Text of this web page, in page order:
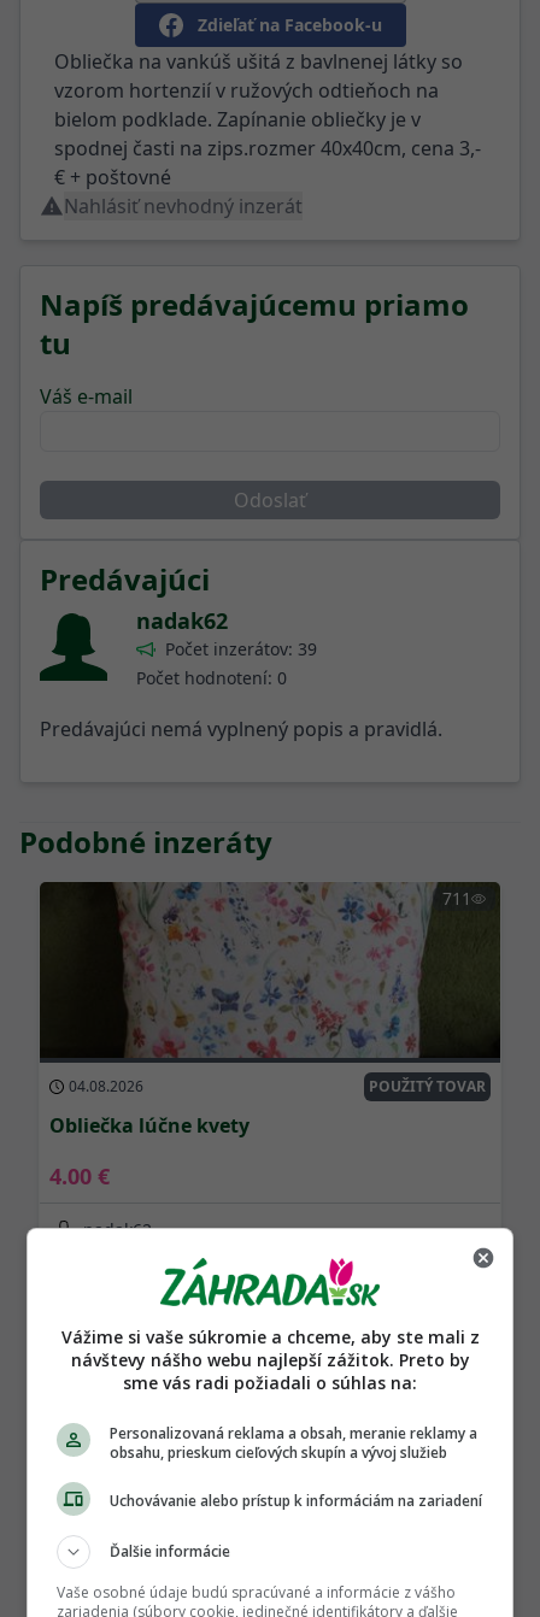
Zdieľať na Facebook-u
Obliečka na vankúš ušitá z bavlnenej látky so
vzorom hortenzií v ružových odtieňoch na
bielom podklade. Zapínanie obliečky je v
spodnej časti na zips.rozmer 40x40cm, cena 3,-
€ + poštovné
Nahlásiť nevhodný inzerát
Napíš predávajúcemu priamo
tu
Váš e-mail
Odoslať
Predávajúci
nadak62
Počet inzerátov: 39
Počet hodnotení: 0
Predávajúci nemá vyplnený popis a pravidlá.
Podobné inzeráty
711
04.08.2026 POUŽITÝ TOVAR
Obliečka lúčne kvety
4.00 €
nadak62
04.08.2026 POUŽITÝ TOVAR
Obli k a r u ži y n
7.00 €
Vážime si vaše súkromie a chceme, aby ste mali z
návštevy nášho webu najlepší zážitok. Preto by
sme vás radi požiadali o súhlas na:
Personalizovaná reklama a obsah, meranie reklamy a
obsahu, prieskum cieľových skupín a vývoj služieb
Uchovávanie alebo prístup k informáciám na zariadení
Ďalšie informácie
Vaše osobné údaje budú spracúvané a informácie z vášho
zariadenia (súbory cookie, jedinečné identifikátory a ďalšie